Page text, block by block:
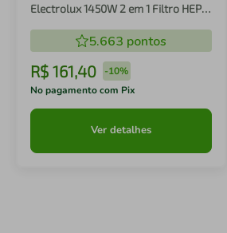
Electrolux 1450W 2 em 1 Filtro HEPA
5.663 pontos
R$ 161,40 -10%
No pagamento com Pix
Ver detalhes